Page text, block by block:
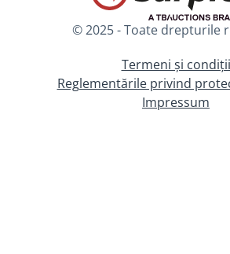
© 2025 - Toate drepturile
Termeni și condiții
Reglementările privind
Impressum